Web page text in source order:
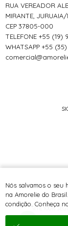
SITE 100%
RUA VEREADOR
MIRANTE, JURUAIA/
CEP 37805-000
TELEFONE +55 (19)
WHATSAPP +55
Nós salvamos o seu
na Amorelie do
condição. Conheça